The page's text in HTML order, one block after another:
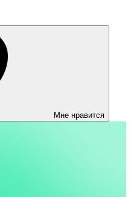
Мне нравится